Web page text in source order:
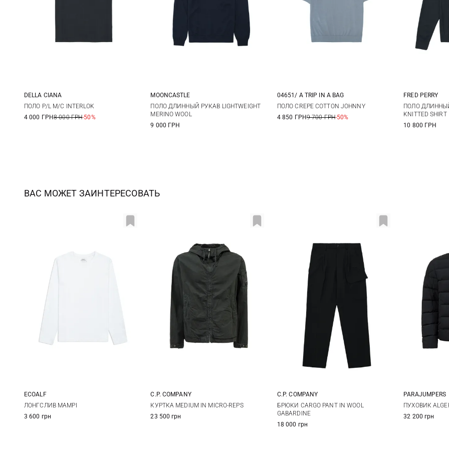
48 50
DELLA CIANA
ПОЛО P/L M/C INTERLOK
4 000 ГРН8 000 ГРН-50%
M L XL XXL
MOONCASTLE
ПОЛО ДЛИННЫЙ РУКАВ LIGHTWEIGHT
MERINO WOOL
9 000 ГРН
M L XL
04651/ A TRIP IN A BAG
ПОЛО CREPE COTTON JOHNNY
4 850 ГРН9 700 ГРН-50%
M
FRED PERRY
ПОЛО ДЛИННЫЙ
KNITTED SHIRT
10 800 ГРН
ВАС МОЖЕТ ЗАИНТЕРЕСОВАТЬ
S M
ECOALF
ЛОНГСЛИВ MAMPI
3 600 грн
M L XL
C.P. COMPANY
КУРТКА MEDIUM IN MICRO-REPS
23 500 грн
44 48 50
54
C.P. COMPANY
БРЮКИ CARGO PANT IN WOOL
GABARDINE
18 000 грн
M
PARAJUMPERS
ПУХОВИК
32 200 грн